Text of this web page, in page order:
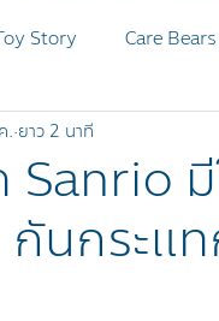
Story Care Bears
MICKEY AND FRIENDS
SHEEP OG
Sanrio
กันกระ
. ยาว 2 นาที